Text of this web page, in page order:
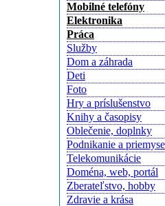
Mobilné telefóny
Elektronika
Práca
Služby
Dom a záhrada
Deti
Foto
Hry a príslušenstvo
Knihy a časopisy
Oblečenie, doplnky
Podnikanie a
Telekomunikácie
Doména, web, portál
Zberateľstvo, hobby
Zdravie a krása